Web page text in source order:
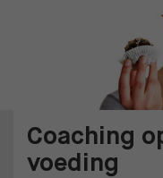
Coaching
voeding